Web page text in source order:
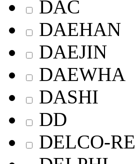
DAC
DAEHAN
DAEJIN
DAEWHA
DASHI
DD
DELCO-